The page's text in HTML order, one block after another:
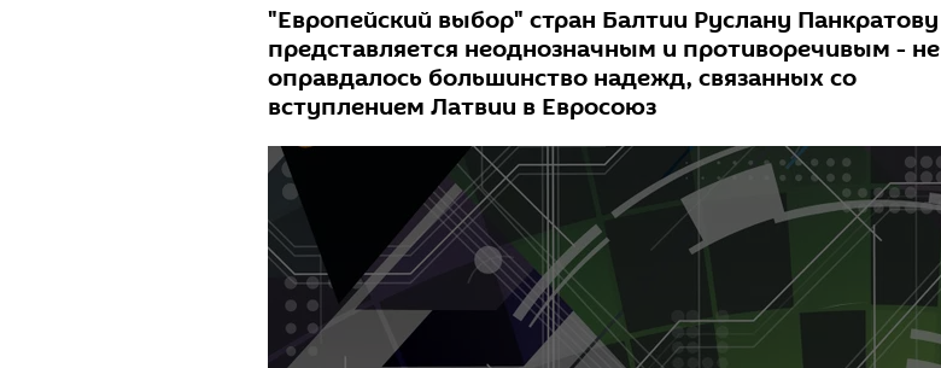
"Европейский выбор" стран Балтии Руслану Панкратову
представляется неоднозначным и противоречивым - не
оправдалось большинство надежд, связанных со
вступлением Латвии в Евросоюз